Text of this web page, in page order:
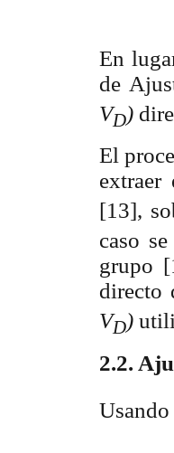
En
de
VD)
El
[13],
caso
grupo
directo
VD)
2.2.